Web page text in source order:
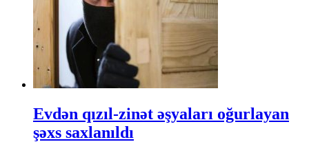
Evdən qızıl-zinət əşyaları oğurlayan
şəxs saxlanıldı